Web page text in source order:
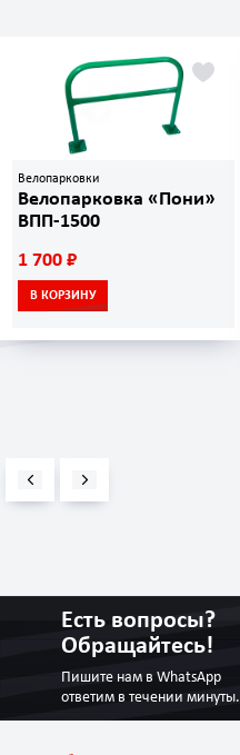
Велопарковки
Велопарковка «Пони»
ВПП-1500
1 700 ₽
В КОРЗИНУ
Есть вопросы?
Обращайтесь!
Пишите нам в WhatsApp
ответим в течении минуты.